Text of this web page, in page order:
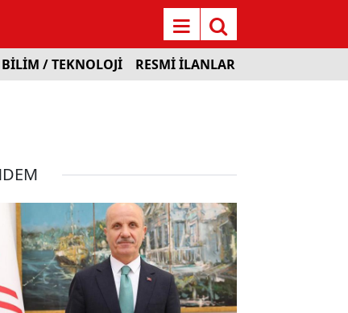
BİLİM / TEKNOLOJİ RESMİ İLANLAR